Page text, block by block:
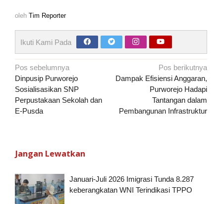
oleh Tim Reporter
Ikuti Kami Pada
Navigasi
pos
Pos sebelumnya
Dinpusip Purworejo
Sosialisasikan SNP
Perpustakaan Sekolah dan
E-Pusda
Pos berikutnya
Dampak Efisiensi Anggaran,
Purworejo Hadapi
Tantangan dalam
Pembangunan Infrastruktur
Jangan Lewatkan
Januari-Juli 2026 Imigrasi Tunda 8.287
keberangkatan WNI Terindikasi TPPO